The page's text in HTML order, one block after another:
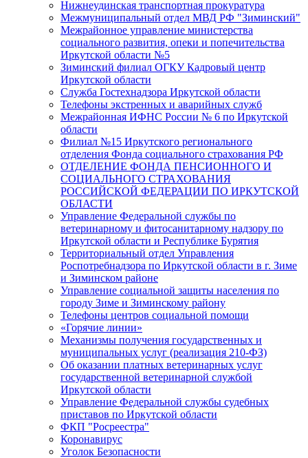
Нижнеудинская транспортная прокуратура
Межмуниципальный отдел МВД РФ "Зиминский"
Межрайонное управление министерства
социального развития, опеки и попечительства
Иркутской области №5
Зиминский филиал ОГКУ Кадровый центр
Иркутской области
Служба Гостехнадзора Иркутской области
Телефоны экстренных и аварийных служб
Межрайонная ИФНС России № 6 по Иркутской
области
Филиал №15 Иркутского регионального
отделения Фонда социального страхования РФ
ОТДЕЛЕНИЕ ФОНДА ПЕНСИОННОГО И
СОЦИАЛЬНОГО СТРАХОВАНИЯ
РОССИЙСКОЙ ФЕДЕРАЦИИ ПО ИРКУТСКОЙ
ОБЛАСТИ
Управление Федеральной службы по
ветеринарному и фитосанитарному надзору по
Иркутской области и Республике Бурятия
Территориальный отдел Управления
Роспотребнадзора по Иркутской области в г. Зиме
и Зиминском районе
Управление социальной защиты населения по
городу Зиме и Зиминскому району
Телефоны центров социальной помощи
«Горячие линии»
Механизмы получения государственных и
муниципальных услуг (реализация 210-ФЗ)
Об оказании платных ветеринарных услуг
государственной ветеринарной службой
Иркутской области
Управление Федеральной службы судебных
приставов по Иркутской области
ФКП "Росреестра"
Коронавирус
Уголок Безопасности